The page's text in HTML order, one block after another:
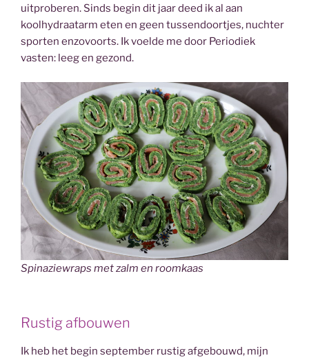
uitproberen. Sinds begin dit jaar deed ik al aan
koolhydraatarm eten en geen tussendoortjes, nuchter
sporten enzovoorts. Ik voelde me door Periodiek
vasten: leeg en gezond.
Spinaziewraps met zalm en roomkaas
Rustig afbouwen
Ik heb het begin september rustig afgebouwd, mijn